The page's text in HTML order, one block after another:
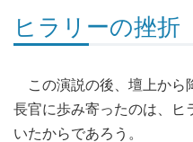
ヒラリーの挫折
この演説の後、壇上から
長官に歩み寄ったのは、ヒ
いたからであろう。